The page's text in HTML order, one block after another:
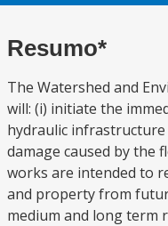
Resumo*
The Watershed and
will: (i) initiate the
hydraulic
damage caused by the
works are intended to
and property from
medium and long term